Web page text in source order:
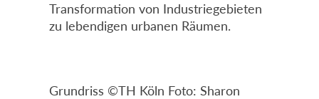
Transformation von Industriegebieten
zu lebendigen urbanen Räumen.
Grundriss ©TH Köln Foto: Sharon